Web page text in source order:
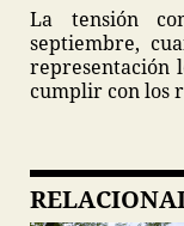
La tensión
septiembre,
representación
cumplir con los